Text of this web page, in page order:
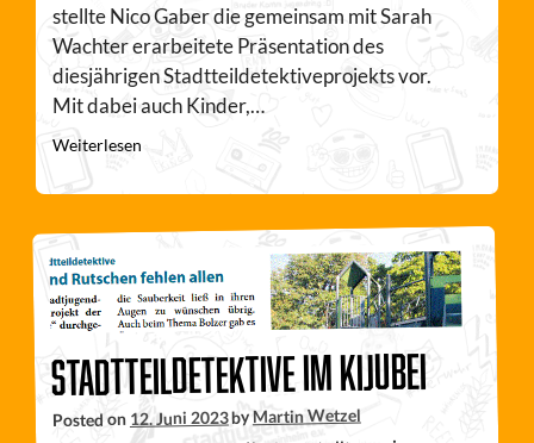
stellte Nico Gaber die gemeinsam mit Sarah
Wachter erarbeitete Präsentation des
diesjährigen Stadtteildetektiveprojekts vor.
Mit dabei auch Kinder,…
Weiterlesen
Stadtteildetektive im KiJuBei
Posted on 12. Juni 2023byMartin Wetzel